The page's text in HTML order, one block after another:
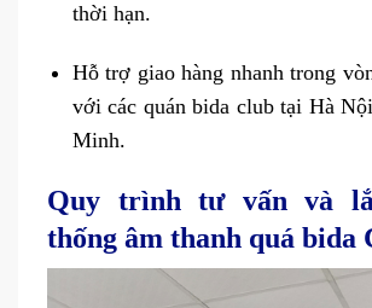
thời hạn.
Hỗ trợ giao hàng nhanh trong
với các quán bida club tại Hà
Minh.
Quy trình tư vấn và
thống âm thanh quá bida